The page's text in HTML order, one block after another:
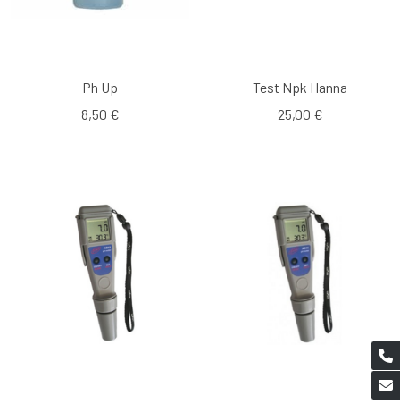
Ph Up
8,50 €
Test Npk Hanna
25,00 €